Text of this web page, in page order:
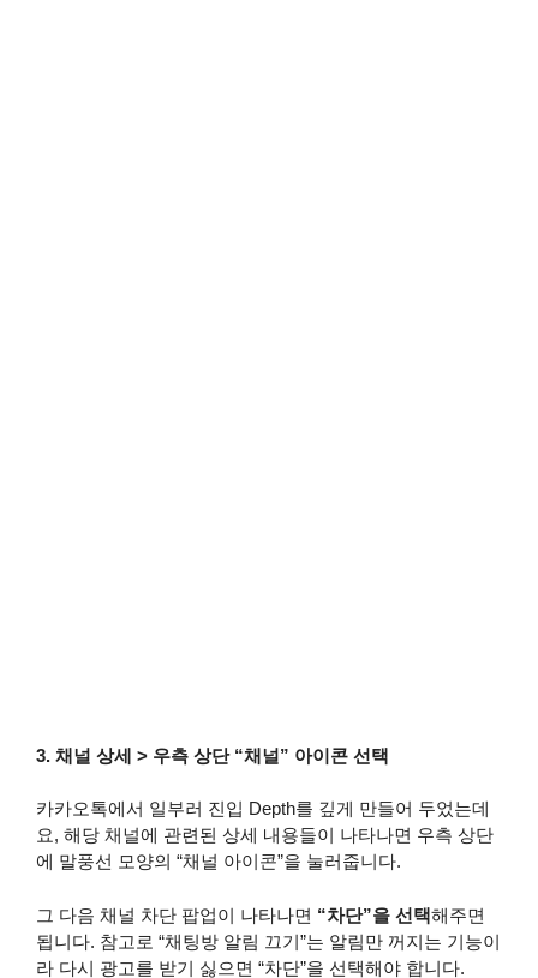
3. 채널 상세 > 우측 상단 “채널” 아이콘 선택
카카오톡에서 일부러 진입 Depth를 깊게 만들어 두었는데
요, 해당 채널에 관련된 상세 내용들이 나타나면 우측 상단
에 말풍선 모양의 “채널 아이콘”을 눌러줍니다.
그 다음 채널 차단 팝업이 나타나면 “차단”을 선택해주면
됩니다. 참고로 “채팅방 알림 끄기”는 알림만 꺼지는 기능이
라 다시 광고를 받기 싫으면 “차단”을 선택해야 합니다.